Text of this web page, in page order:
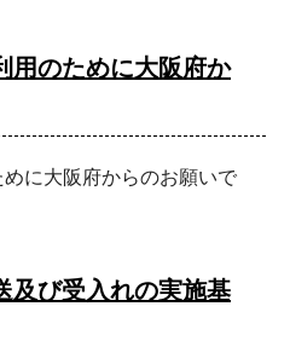
用のために大阪府か
に大阪府からのお願いで
及び受入れの実施基